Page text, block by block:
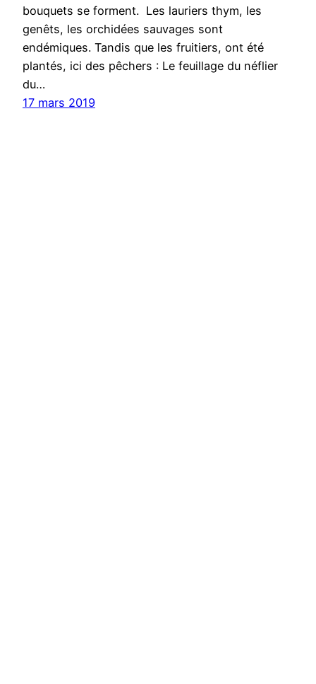
bouquets se forment. Les lauriers thym, les
genêts, les orchidées sauvages sont
endémiques. Tandis que les fruitiers, ont été
plantés, ici des pêchers : Le feuillage du néflier
du…
17 mars 2019